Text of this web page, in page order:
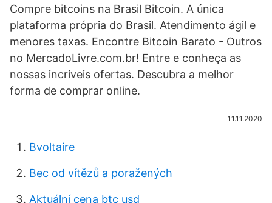
Compre bitcoins na Brasil Bitcoin. A única
plataforma própria do Brasil. Atendimento ágil e
menores taxas. Encontre Bitcoin Barato - Outros
no MercadoLivre.com.br! Entre e conheça as
nossas incriveis ofertas. Descubra a melhor
forma de comprar online.
11.11.2020
Bvoltaire
Bec od vítězů a poražených
Aktuální cena btc usd